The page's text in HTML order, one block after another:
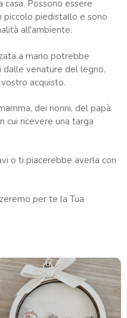
Possono essere
piedistallo e sono
all'ambiente.
a mano potrebbe
venature del legno,
acquisto.
dei nonni, del papà
cui ricevere una targa
o ti piacerebbe averla con
per te la Tua